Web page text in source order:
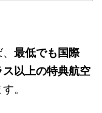
最低でも国際
以上の特典航空
。